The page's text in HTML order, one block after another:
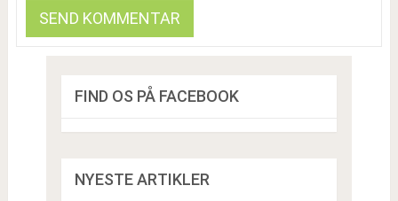
FIND OS PÅ FACEBOOK
NYESTE ARTIKLER